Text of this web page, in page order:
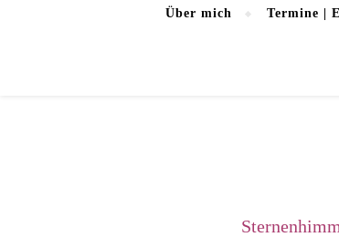
Über mich Termine |